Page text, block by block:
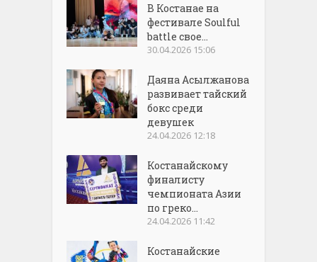
В Костанае на
фестивале Soulful
battle свое...
30.04.2026 15:06
Даяна Асылжанова
развивает тайский
бокс среди
девушек
24.04.2026 12:18
Костанайскому
финалисту
чемпионата Азии
по греко...
24.04.2026 11:42
Костанайские